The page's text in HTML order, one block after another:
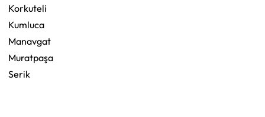
Korkuteli
Kumluca
Manavgat
Muratpaşa
Serik